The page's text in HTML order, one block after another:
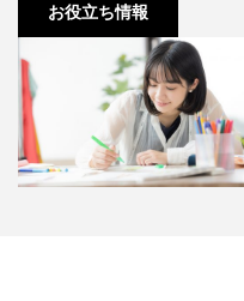
お役立ち情報